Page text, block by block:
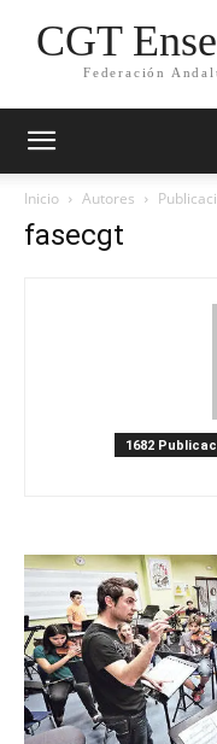
CGT
Federación
Inicio Autores
fasecgt
1682